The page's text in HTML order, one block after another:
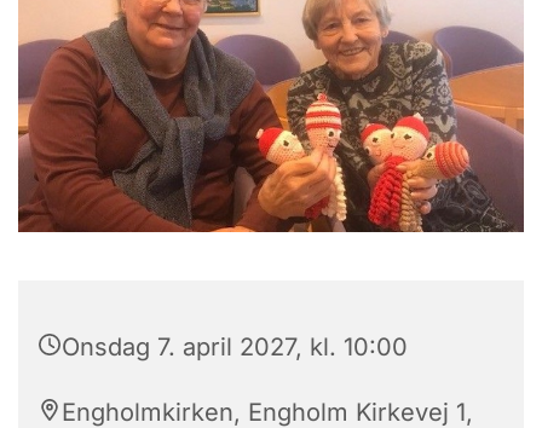
Onsdag 7. april 2027, kl. 10:00
Engholmkirken, Engholm Kirkevej 1,